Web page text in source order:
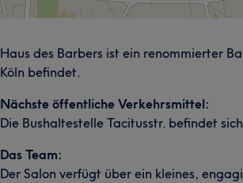
Haus des Barbers ist ein renommierter
Köln befindet.
Nächste öffentliche Verkehrsmittel:
Die Bushaltestelle Tacitusstr. befindet
Das Team:
Der Salon verfügt über ein kleines,